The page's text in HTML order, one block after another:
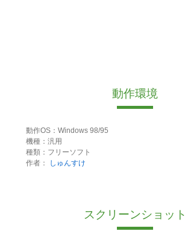
動作環境
動作OS：Windows 98/95
機種：汎用
種類：フリーソフト
作者：
しゅんすけ
スクリーンショット